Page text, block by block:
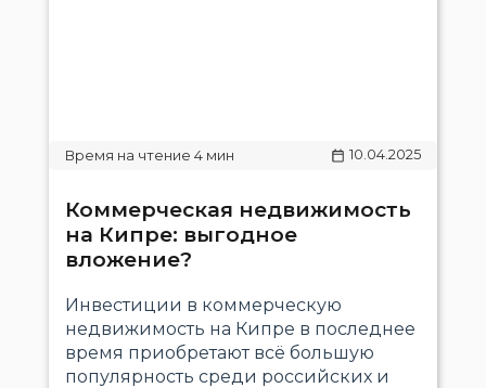
10.04.2025
Коммерческая недвижимость
на Кипре: выгодное
вложение?
Инвестиции в коммерческую
недвижимость на Кипре в последнее
время приобретают всё большую
популярность среди российских и